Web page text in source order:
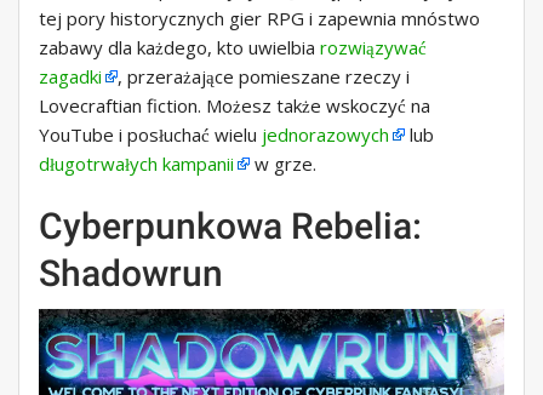
tej pory historycznych gier RPG i zapewnia mnóstwo
zabawy dla każdego, kto uwielbia rozwiązywać
zagadki
, przerażające pomieszane rzeczy i
Lovecraftian fiction. Możesz także wskoczyć na
YouTube i posłuchać wielu jednorazowych
lub
długotrwałych kampanii
w grze.
Cyberpunkowa Rebelia:
Shadowrun